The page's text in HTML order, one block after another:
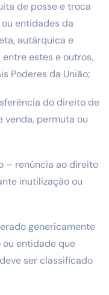
de posse e troca
entidades da
autárquica e
estes e outros,
Poderes da União;
do direito de
permuta ou
– renúncia ao direito
inutilização ou
genericamente
ou entidade que
ser classificado